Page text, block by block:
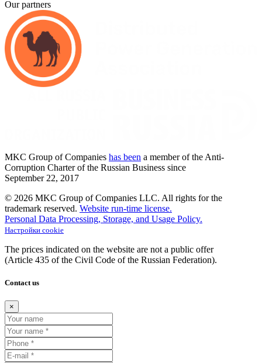
Our partners
MKC Group of Companies has been a member of the Anti-
Corruption Charter of the Russian Business since
September 22, 2017
© 2026 MKC Group of Companies LLC. All rights for the
trademark reserved. Website run-time license.
Personal Data Processing, Storage, and Usage Policy.
Настройки cookie
The prices indicated on the website are not a public offer
(Article 435 of the Civil Code of the Russian Federation).
Contact us
×